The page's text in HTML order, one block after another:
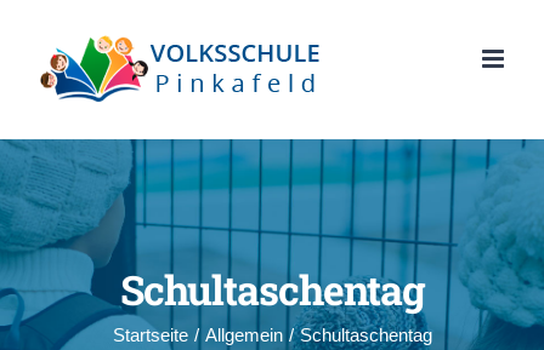
springen
Schultaschentag
Startseite / Allgemein / Schultaschentag